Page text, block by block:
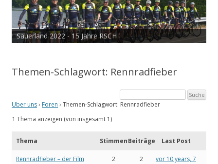
Sauerland 2022 - 15 Jahre RSCH
Themen-Schlagwort: Rennradfieber
Über uns› Foren › Themen-Schlagwort: Rennradfieber
1 Thema anzeigen (von insgesamt 1)
Thema StimmenBeiträge Last Post
Rennradfieber – der Film 2 2
vor 10 years, 7